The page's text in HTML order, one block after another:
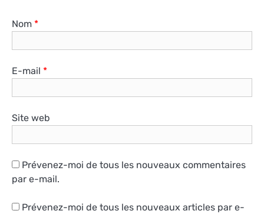
Nom *
E-mail *
Site web
Prévenez-moi de tous les nouveaux commentaires
par e-mail.
Prévenez-moi de tous les nouveaux articles par e-